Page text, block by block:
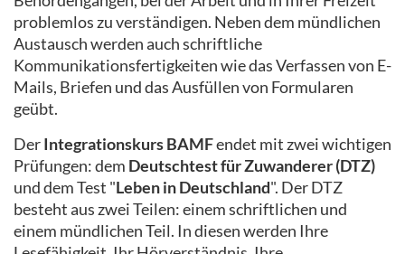
problemlos zu verständigen. Neben dem mündlichen
Austausch werden auch schriftliche
Kommunikationsfertigkeiten wie das Verfassen von E-
Mails, Briefen und das Ausfüllen von Formularen
geübt.
DerIntegrationskurs BAMFendet mit zwei wichtigen
Prüfungen: dem Deutschtest für Zuwanderer (DTZ)
und dem Test "Leben in Deutschland". Der DTZ
besteht aus zwei Teilen: einem schriftlichen und
einem mündlichen Teil. In diesen werden Ihre